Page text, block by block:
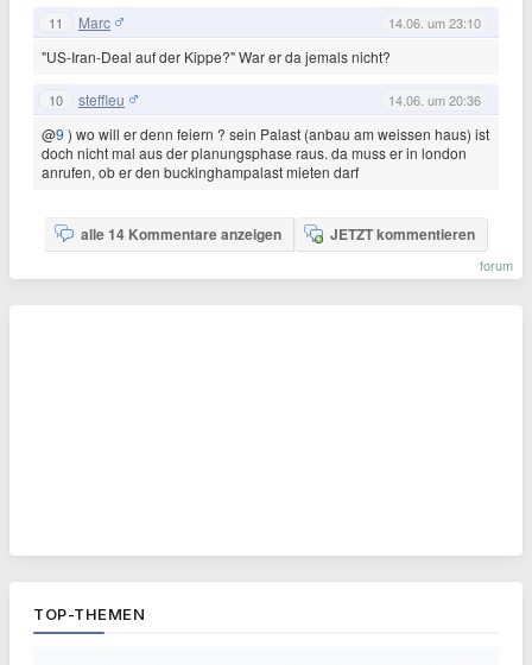
11 Marc 14.06. um 23:10
"US-Iran-Deal auf der Kippe?" War er da jemals nicht?
10 steffleu 14.06. um 20:36
@9 ) wo will er denn feiern ? sein Palast (anbau am weissen haus) ist
doch nicht mal aus der planungsphase raus. da muss er in london
anrufen, ob er den buckinghampalast mieten darf
alle 14 Kommentare anzeigen JETZT kommentieren
forum
TOP-THEMEN